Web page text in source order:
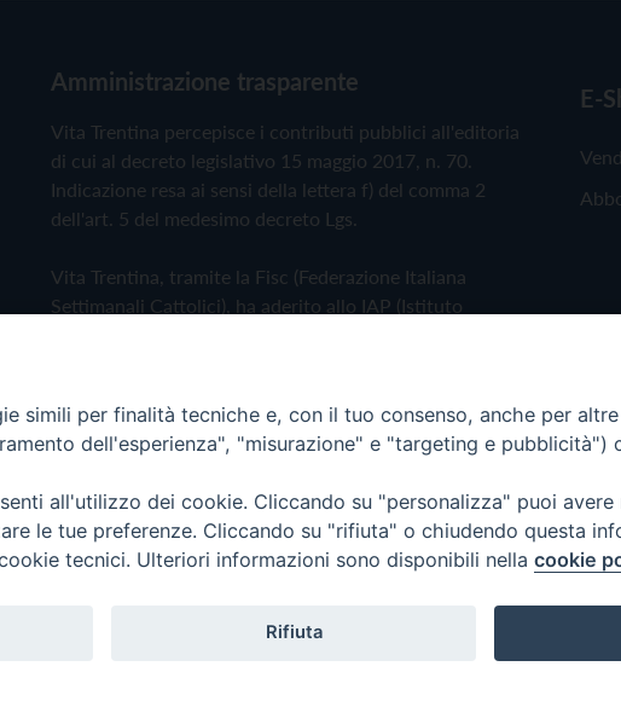
Amministrazione trasparente
Vita Trentina percepisce i contributi pubblici all'editoria
di cui al decreto legislativo 15 maggio 2017, n. 70.
Indicazione resa ai sensi della lettera f) del comma 2
dell'art. 5 del medesimo decreto Lgs.
Vita Trentina, tramite la Fisc (Federazione Italiana
Settimanali Cattolici), ha aderito allo IAP (Istituto
Privacy Policy Cookie Policy
E-
Trentina Editrice
simili per finalità tecniche e, con il tuo consenso, anche per
dell'esperienza", "misurazione" e "targeting e pubblicità")
all'utilizzo dei cookie. Cliccando su "personalizza" puoi
le tue preferenze. Cliccando su "rifiuta" o chiudendo questa
tecnici. Ulteriori informazioni sono disponibili nella cookie
Rifiuta